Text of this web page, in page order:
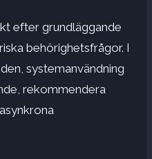
efter grundläggande
behörighetsfrågor. I
systemanvändning
rekommendera